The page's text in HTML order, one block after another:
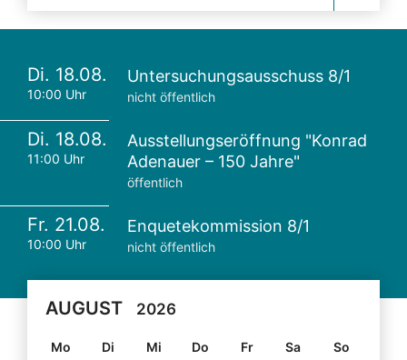
Di. 18.08.
10:00 Uhr
Untersuchungsausschuss 8/1
nicht öffentlich
Di. 18.08.
11:00 Uhr
Ausstellungseröffnung "Konrad
Adenauer – 150 Jahre"
öffentlich
Fr. 21.08.
10:00 Uhr
Enquetekommission 8/1
nicht öffentlich
AUGUST 2026
Mo Di Mi Do Fr Sa
So